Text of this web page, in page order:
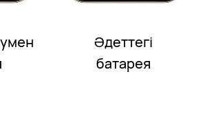
Әдеттегі
батарея